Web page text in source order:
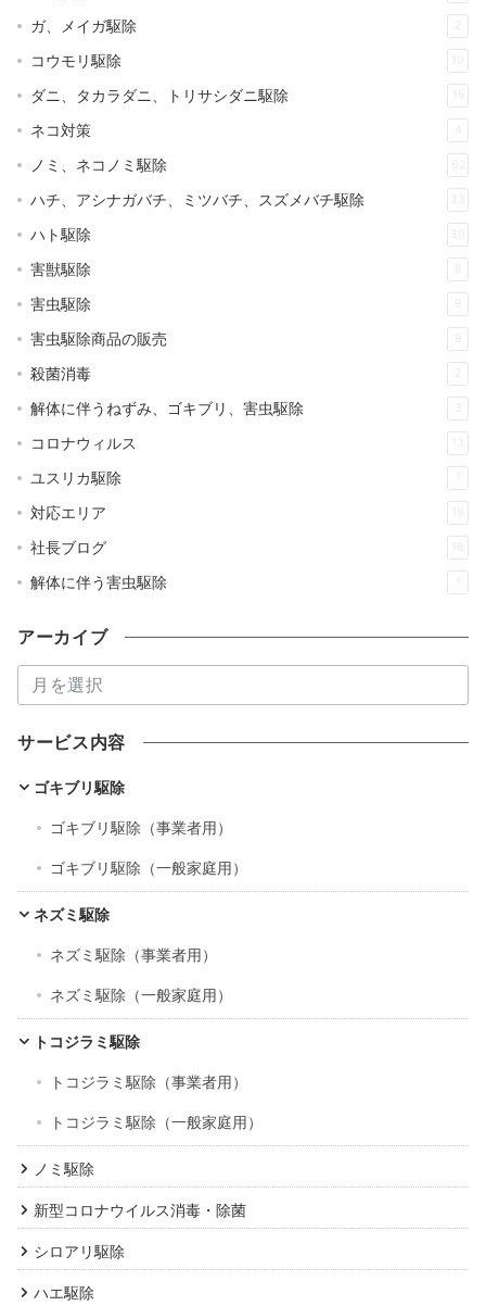
ガ、メイガ駆除 2
コウモリ駆除 10
ダニ、タカラダニ、トリサシダニ駆除 15
ネコ対策 4
ノミ、ネコノミ駆除 62
ハチ、アシナガバチ、ミツバチ、スズメバチ駆除 33
ハト駆除 30
害獣駆除 8
害虫駆除 9
害虫駆除商品の販売 9
殺菌消毒 2
解体に伴うねずみ、ゴキブリ、害虫駆除 3
コロナウィルス 13
ユスリカ駆除
対応エリア 19
社長ブログ 16
解体に伴う害虫駆除
アーカイブ
ー
カ
イ
ブ
サービス内容
ゴキブリ駆除
ゴキブリ駆除（事業者用）
ゴキブリ駆除（一般家庭用）
ネズミ駆除
ネズミ駆除（事業者用）
ネズミ駆除（一般家庭用）
トコジラミ駆除
トコジラミ駆除（事業者用）
トコジラミ駆除（一般家庭用）
ノミ駆除
新型コロナウイルス消毒・除菌
シロアリ駆除
ハエ駆除